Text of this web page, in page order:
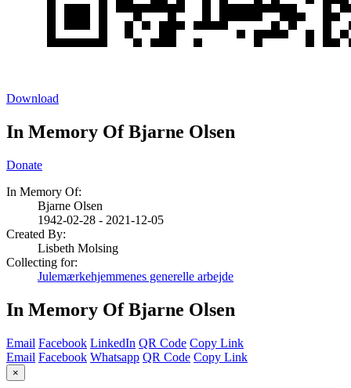
Download
In Memory Of Bjarne Olsen
Donate
In Memory Of:
Bjarne Olsen
1942-02-28 - 2021-12-05
Created By:
Lisbeth Molsing
Collecting for:
Julemærkehjemmenes generelle arbejde
In Memory Of Bjarne Olsen
Email Facebook LinkedIn QR Code Copy Link
Email Facebook Whatsapp QR Code Copy Link
×